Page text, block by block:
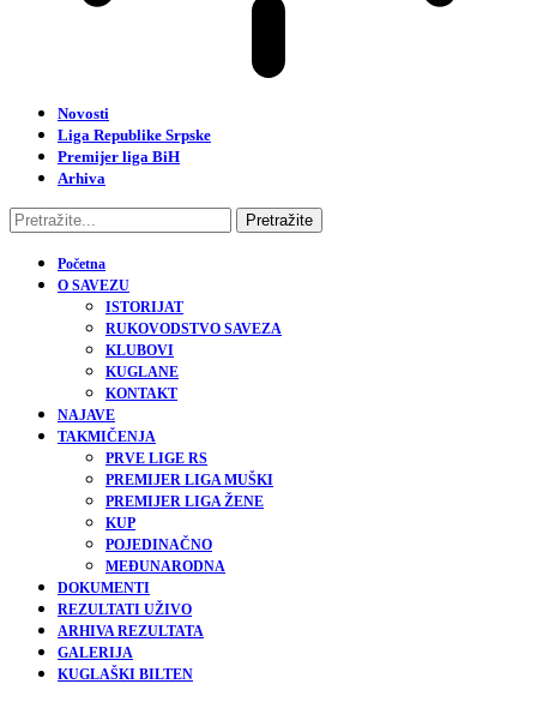
Novosti
Liga Republike Srpske
Premijer liga BiH
Arhiva
Početna
O SAVEZU
ISTORIJAT
RUKOVODSTVO SAVEZA
KLUBOVI
KUGLANE
KONTAKT
NAJAVE
TAKMIČENJA
PRVE LIGE RS
PREMIJER LIGA MUŠKI
PREMIJER LIGA ŽENE
KUP
POJEDINAČNO
MEĐUNARODNA
DOKUMENTI
REZULTATI UŽIVO
ARHIVA REZULTATA
GALERIJA
KUGLAŠKI BILTEN